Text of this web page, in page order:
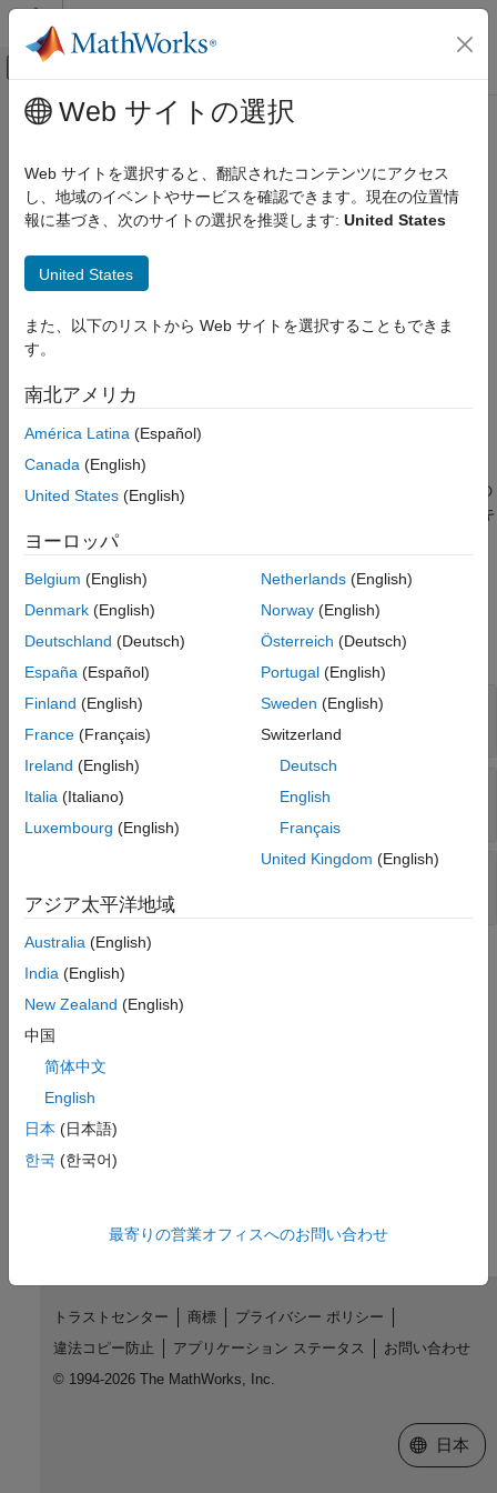
コンテンツへスキップ
オフキャンバス ナビゲーション メ
ドキュメンテーションのホーム
MATLAB Report Generator
Report Generator の開発
項目一覧
構文
入力引数
バージョン履歴
参考
メインコンテンツ
setContext
クラス:mlreportgen.report.Report
名前空間:
mlreportgen.report
レポート コンテキストの値の設定
構文
説明
setContext(report
keyで指定されたコンテキストの値 (
) を格納します。その
メソッドを使用して値を取得できます。コンテキ
ストの値とキーは、
す。
入力引数
すべて展開する
report—
mlreportgen.report.Report オブジェクト
key —
コンテキストの値に関連付けられたキー
実数値のスカラー
string スカラー
コンテキストの値
任意のデータ型
バージョン履歴
R2017b で導入
参考
mlreportgen.report.Report
Web サイトの選択
Web サイトを選択すると、翻訳されたコンテンツにアクセス
し、地域のイベントやサービスを確認できます。現在の位置情
報に基づき、次のサイトの選択を推奨します: United States
United States
また、以下のリストから Web サイトを選択することもできま
す。
南北アメリカ
América Latina (Español)
Canada (English)
United States (English)
ヨーロッパ
Belgium (English)
Denmark (English)
Deutschland (Deutsch)
España (Español)
Finland (English)
France (Français)
Ireland (English)
Italia (Italiano)
Luxembourg (English)
Netherlands(English)
Norway(English)
Österreich (Deutsch)
Portugal(English)
Sweden (English)
Switzerland
Deutsch
English
Français
United Kingdom (English)
アジア太平洋地域
Australia (English)
India (English)
New Zealand (English)
中国
简体中文
English
日本 (日本語)
한국 (한국어)
最寄りの営業オフィスへのお問い合わせ
トラストセンター 商標
プライバシー ポリシー
違法コピー防止
アプリケーション ステータス
お問い合わせ
© 1994-2026 The MathWorks, Inc.
Web サイ
日本